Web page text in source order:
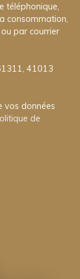
téléphonique,
consommation,
par courrier
41013
vos données
de